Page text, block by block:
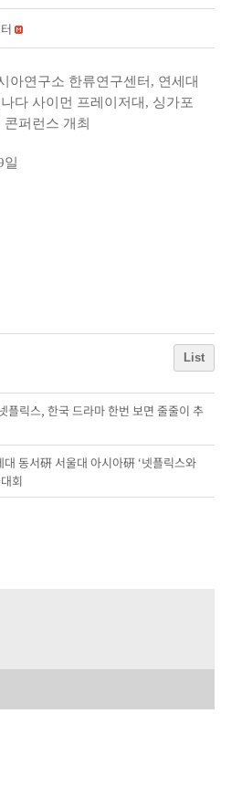
아연구소 한류연구센터, 연세대
다 사이먼 프레이저대, 싱가포
퍼런스 개최
일
List
플릭스, 한국 드라마 한번 보면 줄줄이 추
동서硏 서울대 아시아硏 ‘넷플릭스와
회